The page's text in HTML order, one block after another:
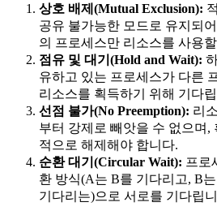
상호 배제(Mutual Exclusion):
공유 불가능한 모드로 유지되
의 프로세스만 리소스를 사용
점유 및 대기(Hold and Wait):
유하고 있는 프로세스가 다른
리소스를 획득하기 위해 기다
선점 불가(No Preemption): 리
부터 강제로 빼앗을 수 없으며,
적으로 해제해야 합니다.
순환 대기(Circular Wait): 프로
환 방식(A는 B를 기다리고, B
기다리는)으로 서로를 기다립